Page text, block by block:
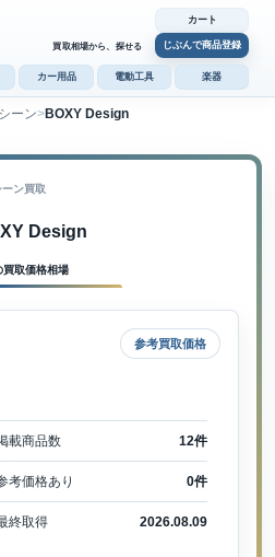
買取相場から、探せる
カート
じぶんで商品登録
カー用品 電動工具 楽器
ーン BOXY Design
ン買取
Design
買取価格相場
参考買取価格
載商品数 12件
考価格あり 0件
終取得 2026.08.09